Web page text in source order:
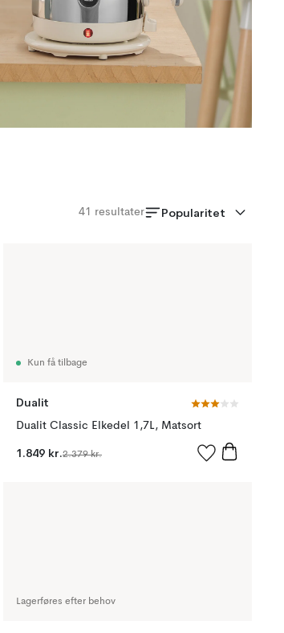
41 resultater Popularitet
Kun få tilbage
Dualit
Dualit Classic Elkedel 1,7L, Matsort
1.849 kr.2.379 kr.
Lagerføres efter behov